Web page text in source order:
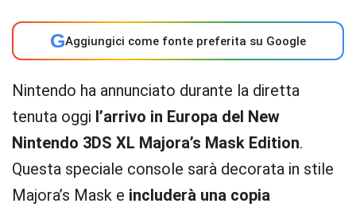
GAggiungici come fonte preferita su Google
Nintendo ha annunciato durante la diretta
tenuta oggi l’arrivo in Europa del New
Nintendo 3DS XL Majora’s Mask Edition.
Questa speciale console sarà decorata in stile
Majora’s Mask e includerà una copia